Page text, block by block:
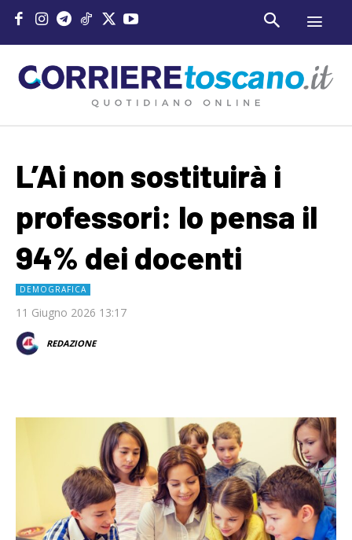
L’Ai non sostituirà i
professori: lo pensa il
94% dei docenti
DEMOGRAFICA
11 Giugno 2026 13:17
REDAZIONE